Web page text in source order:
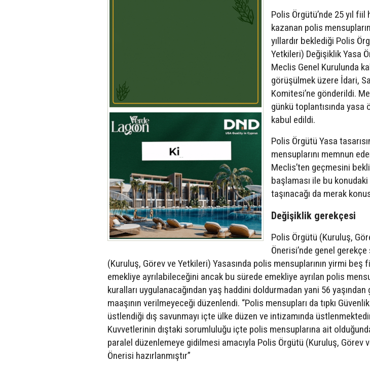
Polis Örgütü’nde 25 yıl
kazanan polis
yıllardır beklediği Polis
Yetkileri) Değişiklik Yasa
Meclis Genel Kurulunda
görüşülmek üzere İdari,
Komitesi’ne gönderildi.
günkü toplantısında
kabul edildi.
Polis Örgütü Yasa
mensuplarını memnun
Meclis’ten geçmesini
başlaması ile bu
taşınacağı da merak
Değişiklik gerekçesi
Polis Örgütü (Kuruluş,
Önerisi’nde genel
(Kuruluş, Görev ve Yetkileri) Yasasında polis mensuplarının yirmi
emekliye ayrılabileceğini ancak bu sürede emekliye ayrılan polis
kuralları uygulanacağından yaş haddini doldurmadan yani 56
maaşının verilmeyeceği düzenlendi. “Polis mensupları da tıpkı
üstlendiği dış savunmayı içte ülke düzen ve intizamında
Kuvvetlerinin dıştaki sorumluluğu içte polis mensuplarına ait
paralel düzenlemeye gidilmesi amacıyla Polis Örgütü (Kuruluş, Görev
Önerisi hazırlanmıştır”